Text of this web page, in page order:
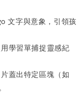
文字與意象，引領孩
學習單捕捉靈感紀
蓋出特定區塊（如